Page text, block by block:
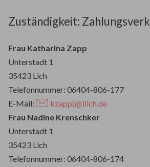
Zuständigkeit:
Frau Katharina Zapp
Unterstadt 1
35423 Lich
Telefonnummer: 06404-806-177
E-Mail:
kzapp(@)lich.de
Frau Nadine Krenschker
Unterstadt 1
35423 Lich
Telefonnummer: 06404-806-174